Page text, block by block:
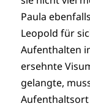
Paula
Leopold für
Aufenthalten
ersehnte
gelangte,